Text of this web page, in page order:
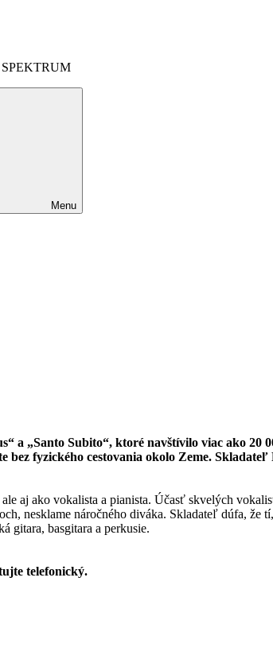
SPEKTRUM
Menu
a „Santo Subito“, ktoré navštívilo viac ako
bez fyzického cestovania okolo Zeme.
aj ako vokalista a pianista. Účasť skvelých
nesklame náročného diváka. Skladateľ dúfa,
gitara, basgitara a perkusie.
telefonický.